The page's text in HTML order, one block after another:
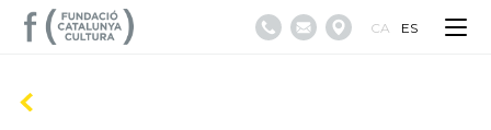
CA ES